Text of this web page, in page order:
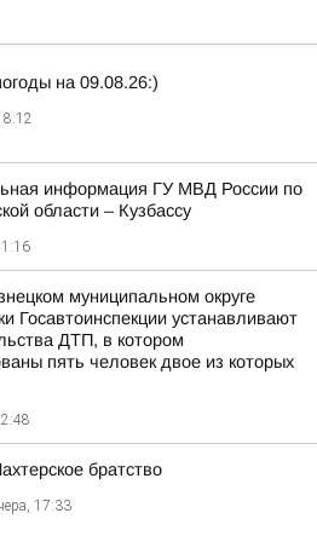
на 09.08.26:)
информация ГУ МВД России по
области – Кузбассу
муниципальном округе
Госавтоинспекции устанавливают
ДТП, в котором
пять человек двое из которых
братство
17:33